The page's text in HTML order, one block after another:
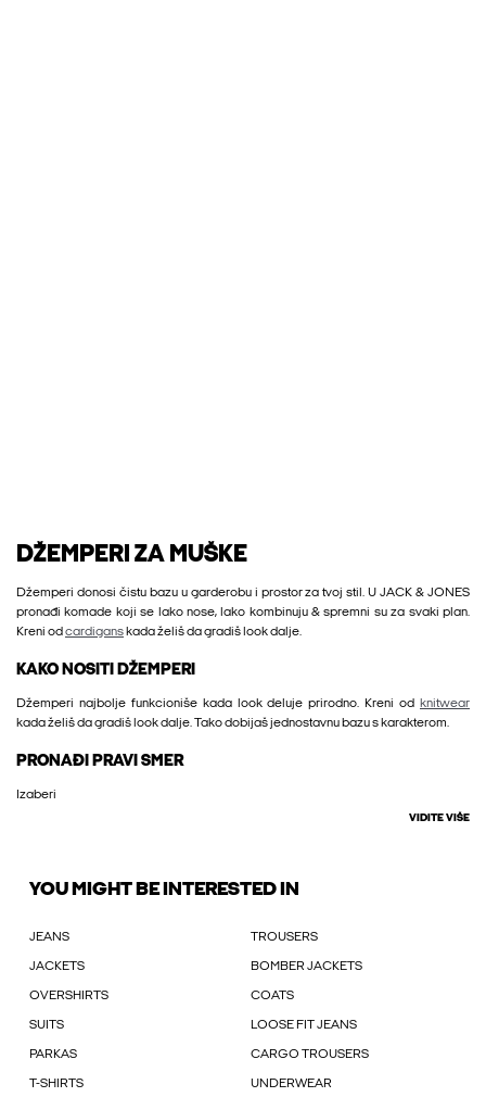
DŽEMPERI ZA MUŠKE
Džemperi donosi čistu bazu u garderobu i prostor za tvoj stil. U JACK & JONES
pronađi komade koji se lako nose, lako kombinuju & spremni su za svaki plan.
Kreni od cardigans kada želiš da gradiš look dalje.
KAKO NOSITI DŽEMPERI
Džemperi najbolje funkcioniše kada look deluje prirodno. Kreni od knitwear
kada želiš da gradiš look dalje. Tako dobijaš jednostavnu bazu s karakterom.
PRONAĐI PRAVI SMER
Izaberi
VIDITE VIŠE
YOU MIGHT BE INTERESTED IN
JEANS TROUSERS
JACKETS BOMBER JACKETS
OVERSHIRTS COATS
SUITS LOOSE FIT JEANS
PARKAS CARGO TROUSERS
T-SHIRTS UNDERWEAR